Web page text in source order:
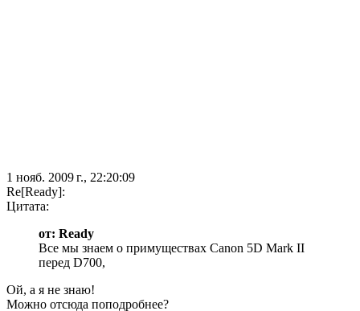
1 нояб. 2009 г., 22:20:09
Re[Ready]:
Цитата:
от: Ready
Все мы знаем о примуществах Canon 5D Mark II
перед D700,
Ой, а я не знаю!
Можно отсюда поподробнее?